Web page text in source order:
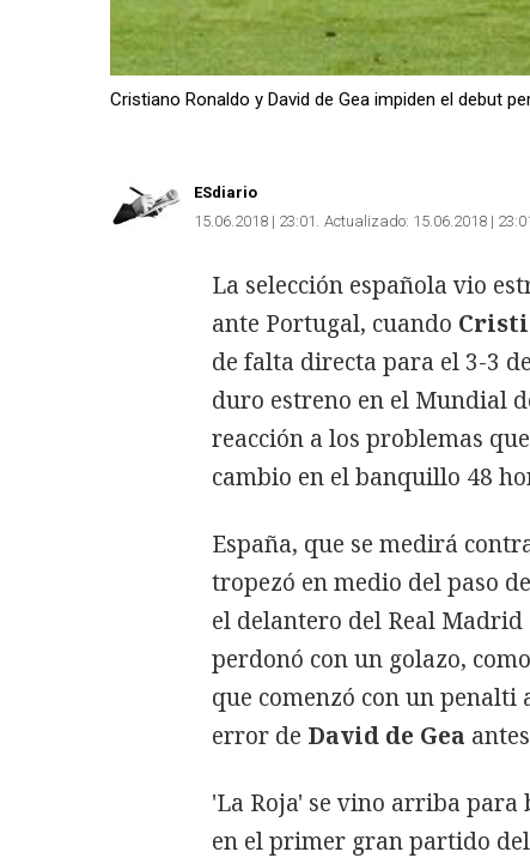
Cristiano Ronaldo y David de Gea impiden el debut
ESdiario
15.06.2018 | 23:01 Actualizado: 15.06.2018 |
La selección española vio
ante Portugal, cuando
de falta directa para el 3-3
duro estreno en el Mundial
reacción a los problemas
cambio en el banquillo 48
España, que se medirá
tropezó en medio del paso
el delantero del Real
perdonó con un golazo,
que comenzó con un
error de David de Gea
'La Roja' se vino arriba para
en el primer gran partido